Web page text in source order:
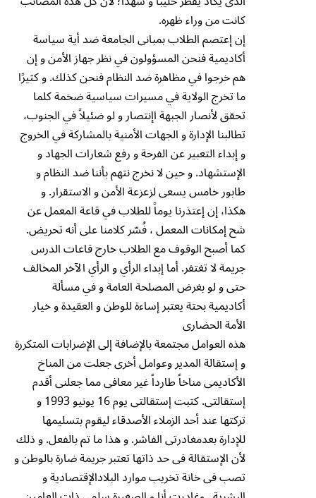
كانت من وراء ظهره.
إن إعتصم الطلاب بمبانى الجامعة ضد أية سياسة
أكاديمية فنحن المسؤولون في نظر جهاز الأمن و إن
هم خرجوا في مظاهرة ضد النظام فنحن كذلك. و كثيرًا
ما تخرج الولاية في مسيرات سياسية ضخمة كلما
تحقق لأنصار الجبهة اإنتصار و لو ضئيلاً في الجنوب،
تطالبنا الإدارة و الجهات الأمنية بالمشاركة في الخروج
و إبداء التعبير عن الفرحة و رفع شعارات الجهاد و
الإستشهاد. و حين لا نخرج نتهم بأننا ضد النظام و
طابور خامس يسعى لزعزعة الأمن و الاستقرار. و
هكذا، إن إعتذرنا يوماً للطلاب في قاعة المعمل عن
شح إمكانات المعمل ، فُسّر كلامنا على أنه تحريض.
كما أصبح الوقوف مع الطلاب خارج قاعات الدرس
جريمة لا تغتفر. أما إبداء الرأي و الرأي الآخر المخالف
حتى و لو بغرض المصلحة العامة و في مسألة
أكاديمية بحتة يعتبر إساءة للوطن و العقيدة و خيار
الأمة الحضارى
هذه العوامل مجتمعة بالإضافة إلى الإضرابات المتكررة
و إستقالة المدير وعوامل أخرى جعلت من المناخ
الأكاديمى مناخاً طارداً غير معافى مما جعلنى أقدم
إستقالتى. كتبت إستقالتى يوم 16 يونيو 1993 و
تركتها عند أحد الزملاء الأصدقاء ليقوم بتسليمها
للإدارة بعدمغادرتى الفاشر. و هذا ما تم بالفعل. و ذلك
لأن الإستقالة فى حد ذاتها تعتبر جريمة ضارة بالوطن و
تصب فى خانة تخريب موارد البلادالإقتصادية و